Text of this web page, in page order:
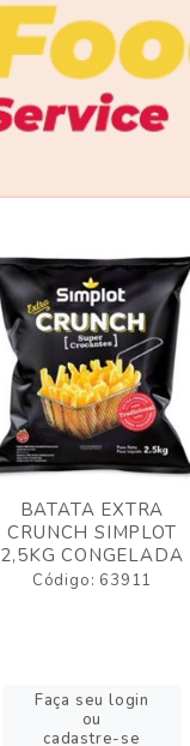
BATATA EXTRA
CRUNCH SIMPLOT
2,5KG CONGELADA
Código: 63911
Faça seu login
ou
cadastre-se